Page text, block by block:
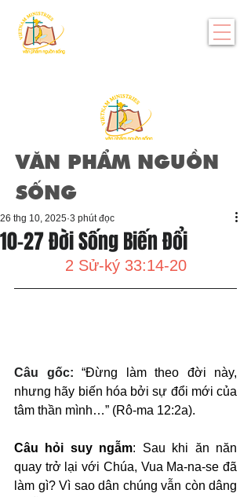
VĂN PHẨM NGUỒN
SỐNG
10-27 Đời Sống Biến Đổi
26 thg 10, 2025 3 phút đọc
2 Sử-ký 33:14-20
Câu gốc: “Đừng làm theo đời này,
nhưng hãy biến hóa bởi sự đổi mới của
tâm thần mình…” (Rô-ma 12:2a).
Câu hỏi suy ngẫm: Sau khi ăn năn
quay trở lại với Chúa, Vua Ma-na-se đã
làm gì? Vì sao dân chúng vẫn còn dâng